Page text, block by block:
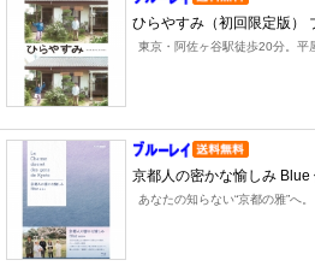
ひらやすみ（初回限定版）
東京・阿佐ヶ谷駅徒歩20分。平
京都人の密かな愉しみ
あなたの知らない“京都の雅”へ